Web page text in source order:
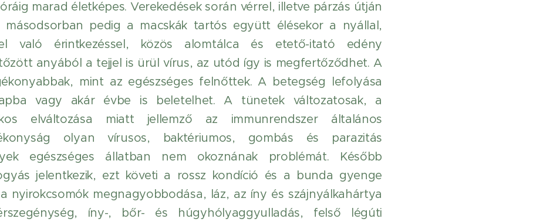
marad életképes. Verekedések során vérrel, illetve párzás útján
másodsorban pedig a macskák tartós együtt élésekor a nyállal,
való érintkezéssel, közös alomtálca és etető-itató edény
anyából a tejjel is ürül vírus, az utód így is megfertőződhet. A
mint az egészséges felnőttek. A betegség lefolyása
vagy akár évbe is beletelhet. A tünetek változatosak, a
elváltozása miatt jellemző az immunrendszer általános
olyan vírusos, baktériumos, gombás és parazitás
egészséges állatban nem okoznának problémát. Később
jelentkezik, ezt követi a rossz kondíció és a bunda gyenge
nyirokcsomók megnagyobbodása, láz, az íny és szájnyálkahártya
íny-, bőr- és húgyhólyaggyulladás, felső légúti